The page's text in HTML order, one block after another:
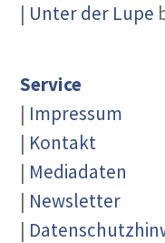
| Unter der Lupe
Service
| Impressum
| Kontakt
| Mediadaten
| Newsletter
|